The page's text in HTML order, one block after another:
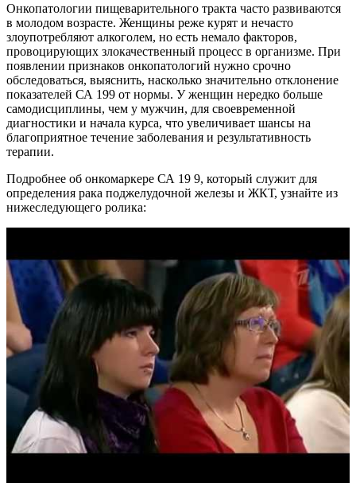
Онкопатологии пищеварительного тракта часто развиваются
в молодом возрасте. Женщины реже курят и нечасто
злоупотребляют алкоголем, но есть немало факторов,
провоцирующих злокачественный процесс в организме. При
появлении признаков онкопатологий нужно срочно
обследоваться, выяснить, насколько значительно отклонение
показателей СА 199 от нормы. У женщин нередко больше
самодисциплины, чем у мужчин, для своевременной
диагностики и начала курса, что увеличивает шансы на
благоприятное течение заболевания и результативность
терапии.
Подробнее об онкомаркере СА 19 9, который служит для
определения рака поджелудочной железы и ЖКТ, узнайте из
нижеследующего ролика: